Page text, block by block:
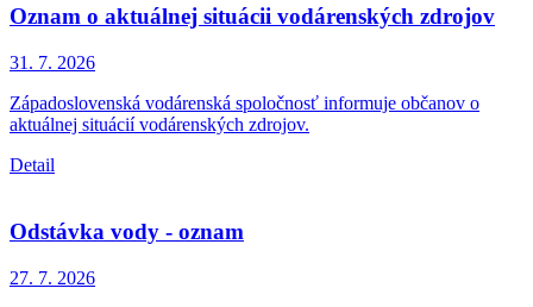
Oznam o aktuálnej situácii vodárenských zdrojov
31. 7. 2026
Západoslovenská vodárenská spoločnosť informuje občanov o
aktuálnej situácií vodárenských zdrojov.
Detail
Odstávka vody - oznam
27. 7. 2026